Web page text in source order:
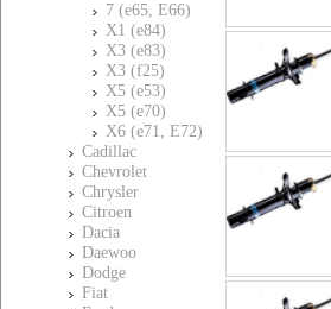
7 (e65, E66)
X1 (e84)
X3 (e83)
X3 (f25)
X5 (e53)
X5 (e70)
X6 (e71, E72)
Cadillac
Chevrolet
Chrysler
Citroen
Dacia
Daewoo
Dodge
Fiat